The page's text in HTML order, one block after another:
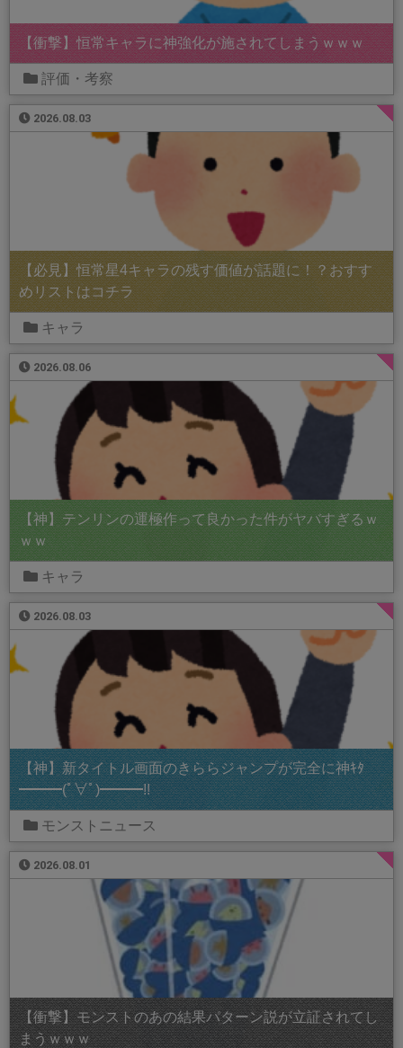
【衝撃】恒常キャラに神強化が施されてしまうｗｗｗ
評価・考察
2026.08.03
【必見】恒常星4キャラの残す価値が話題に！？おすす
めリストはコチラ
キャラ
2026.08.06
【神】テンリンの運極作って良かった件がヤバすぎるｗ
ｗｗ
キャラ
2026.08.03
【神】新タイトル画面のきららジャンプが完全に神ｷﾀ
━━━(ﾟ∀ﾟ)━━━!!
モンストニュース
2026.08.01
【衝撃】モンストのあの結果パターン説が立証されてし
まうｗｗｗ